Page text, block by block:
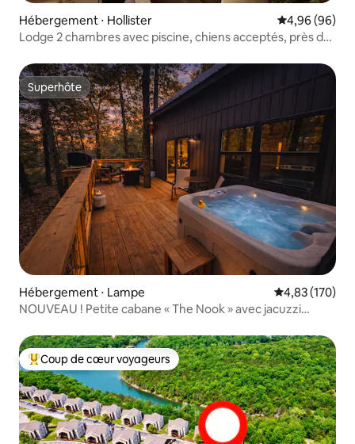
Hébergement ⋅ Hollister Évaluation
4,96 (96)
Lodge 2 chambres avec piscine, chiens acceptés, près de
Superhôte
Superhôte
Hébergement ⋅ Lampe Évaluation
4,83 (170)
NOUVEAU ! Petite cabane « The Nook » avec jacuzzi
Coups de cœur voyageurs les plus appréciés
Coup de cœur voyageurs